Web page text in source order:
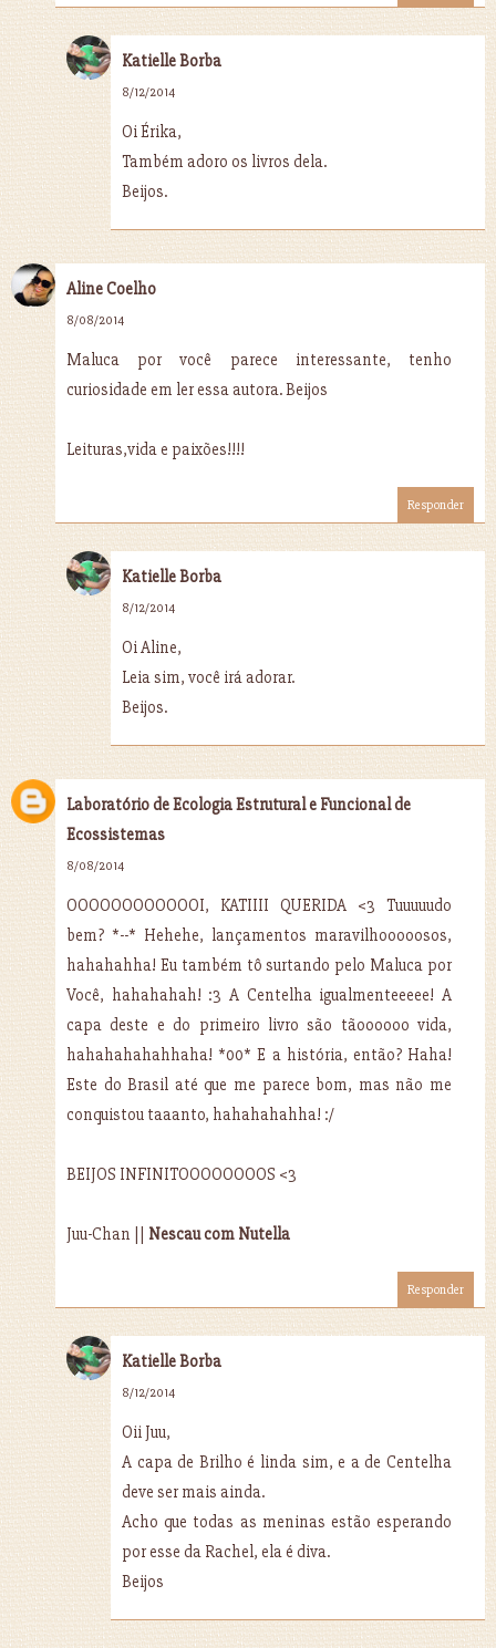
Katielle Borba
8/12/2014
Oi Érika,
Também adoro os livros dela.
Beijos.
Aline Coelho
8/08/2014
Maluca por você parece interessante, tenho
curiosidade em ler essa autora. Beijos
Leituras,vida e paixões!!!!
Responder
Katielle Borba
8/12/2014
Oi Aline,
Leia sim, você irá adorar.
Beijos.
Laboratório de Ecologia Estrutural e Funcional de
Ecossistemas
8/08/2014
OOOOOOOOOOOOI, KATIIII QUERIDA <3 Tuuuuudo
bem? *--* Hehehe, lançamentos maravilhooooosos,
hahahahha! Eu também tô surtando pelo Maluca por
Você, hahahahah! :3 A Centelha igualmenteeeee! A
capa deste e do primeiro livro são tãoooooo vida,
hahahahahahhaha! *00* E a história, então? Haha!
Este do Brasil até que me parece bom, mas não me
conquistou taaanto, hahahahahha! :/
BEIJOS INFINITOOOOOOOOS <3
Juu-Chan || Nescau com Nutella
Responder
Katielle Borba
8/12/2014
Oii Juu,
A capa de Brilho é linda sim, e a de Centelha
deve ser mais ainda.
Acho que todas as meninas estão esperando
por esse da Rachel, ela é diva.
Beijos